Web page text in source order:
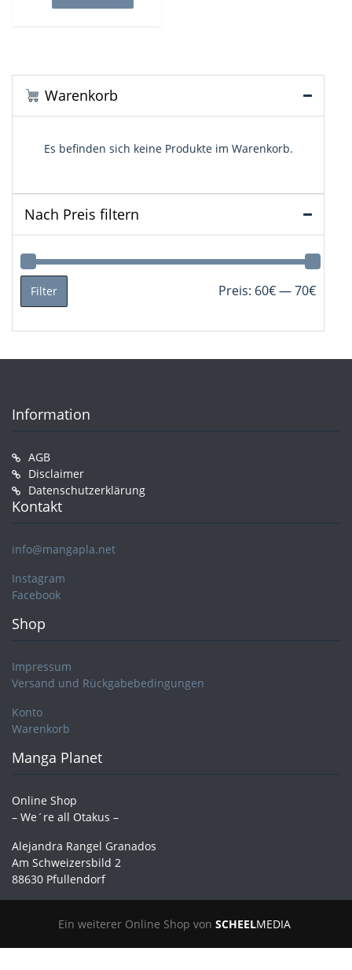
Warenkorb
Es befinden sich keine Produkte im Warenkorb.
Nach Preis filtern
Min.
Max.
Filter Preis: 60€—70€
Information
AGB
Disclaimer
Datenschutzerklärung
Kontakt
info@mangapla.net
Instagram
Facebook
Shop
Impressum
Versand und Rückgabebedingungen
Konto
Warenkorb
Manga Planet
Online Shop
– We´re all Otakus –
Alejandra Rangel Granados
Am Schweizersbild 2
88630 Pfullendorf
Ein weiterer Online Shop von SCHEELMEDIA